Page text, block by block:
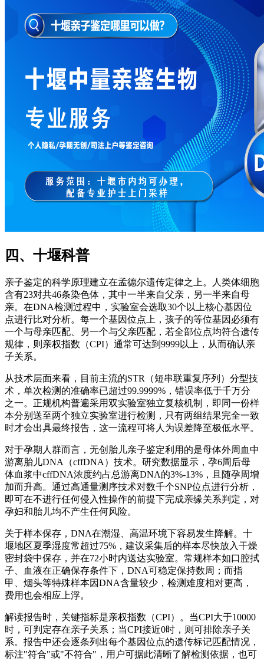
四、十堰科普
亲子鉴定的科学原理建立在孟德尔遗传定律之上。人类体细胞
含有23对共46条染色体，其中一半来自父亲，另一半来自母
亲。在DNA检测过程中，实验室会选取30个以上核心基因位
点进行比对分析。每一个基因位点上，孩子的等位基因必须有
一个与母亲匹配、另一个与父亲匹配，若全部位点均符合遗传
规律，则亲权指数（CPI）通常可达到9999以上，从而确认亲
子关系。
从技术层面来看，目前主流的STR（短串联重复序列）分型技
术，单次检测的准确率已超过99.9999%，错误率低于千万分
之一。正规机构普遍采用双实验室独立复核机制，即同一份样
本分别送至两个独立实验室进行检测，只有两组结果完全一致
时才会出具最终报告，这一流程可将人为误差降至极低水平。
对于孕期人群而言，无创胎儿亲子鉴定利用的是母体外周血中
游离胎儿DNA（cffDNA）技术。研究数据显示，孕6周后母
体血浆中cffDNA浓度约占总游离DNA的3%-13%，且随孕周增
加而升高。通过高通量测序技术对数千个SNP位点进行分析，
即可在不进行任何侵入性操作的前提下完成亲缘关系判定，对
孕妇和胎儿均不产生任何风险。
关于样本保存，DNA在潮湿、高温环境下容易发生降解。十
堰地区夏季湿度常超过75%，建议采集后的样本尽快放入干燥
密封袋中保存，并在72小时内送达实验室。常规样本如口腔拭
子、血液在正确保存条件下，DNA可稳定保持数周；而指
甲、烟头等特殊样本因DNA含量较少，检测难度相对更高，
费用也会相应上浮。
解读报告时，关键指标是亲权指数（CPI）。当CPI大于10000
时，可判定存在亲子关系；当CPI接近0时，则可排除亲子关
系。报告中还会逐条列出每个基因位点的遗传标记匹配情况，
标注"符合"或"不符合"，用户可据此清晰了解检测依据，也可